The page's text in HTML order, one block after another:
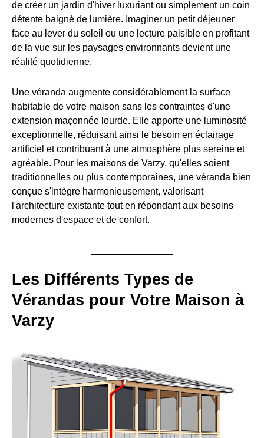
de créer un jardin d'hiver luxuriant ou simplement un coin
détente baigné de lumière. Imaginer un petit déjeuner
face au lever du soleil ou une lecture paisible en profitant
de la vue sur les paysages environnants devient une
réalité quotidienne.
Une véranda augmente considérablement la surface
habitable de votre maison sans les contraintes d'une
extension maçonnée lourde. Elle apporte une luminosité
exceptionnelle, réduisant ainsi le besoin en éclairage
artificiel et contribuant à une atmosphère plus sereine et
agréable. Pour les maisons de Varzy, qu'elles soient
traditionnelles ou plus contemporaines, une véranda bien
conçue s'intègre harmonieusement, valorisant
l'architecture existante tout en répondant aux besoins
modernes d'espace et de confort.
Les Différents Types de
Vérandas pour Votre Maison à
Varzy